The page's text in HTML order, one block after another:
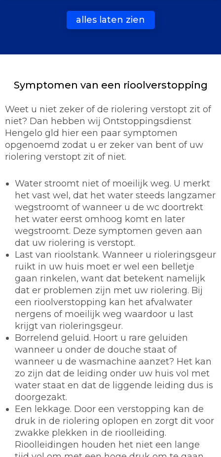
alles laten zien
Symptomen van een rioolverstopping
Weet u niet zeker of de riolering verstopt zit of
niet? Dan hebben wij Ontstoppingsdienst
Hengelo gld hier een paar symptomen
opgenoemd zodat u er zeker van bent of uw
riolering verstopt zit of niet.
Water stroomt niet of moeilijk weg. U merkt
het vast wel, dat het water steeds langzamer
wegstroomt of wanneer u de wc doortrekt
het water eerst omhoog komt en later
wegstroomt. Deze symptomen geven aan
dat uw riolering is verstopt.
Last van rioolstank. Wanneer u rioleringsgeur
ruikt in uw huis moet er wel een belletje
gaan rinkelen, want dat betekent namelijk
dat er problemen zijn met uw riolering. Bij
een rioolverstopping kan het afvalwater
nergens of moeilijk weg waardoor u last
krijgt van rioleringsgeur.
Borrelend geluid. Hoort u rare geluiden
wanneer u onder de douche staat of
wanneer u de wasmachine aanzet? Het kan
zo zijn dat de leiding onder uw huis vol met
water staat en dat de liggende leiding dus is
doorgezakt.
Een lekkage. Door een verstopping kan de
druk in de riolering oplopen en zorgt dit voor
zwakke plekken in de rioolleiding.
Rioolleidingen houden het niet een lange